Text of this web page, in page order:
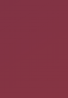
installé à